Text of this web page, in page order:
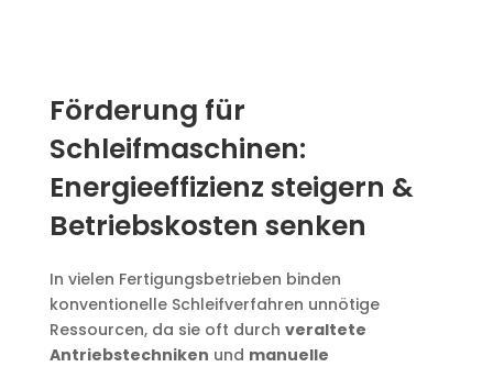
Förderung für
Schleifmaschinen:
Energieeffizienz steigern &
Betriebskosten senken
In vielen Fertigungsbetrieben binden
konventionelle Schleifverfahren unnötige
Ressourcen, da sie oft durch veraltete
Antriebstechniken und manuelle